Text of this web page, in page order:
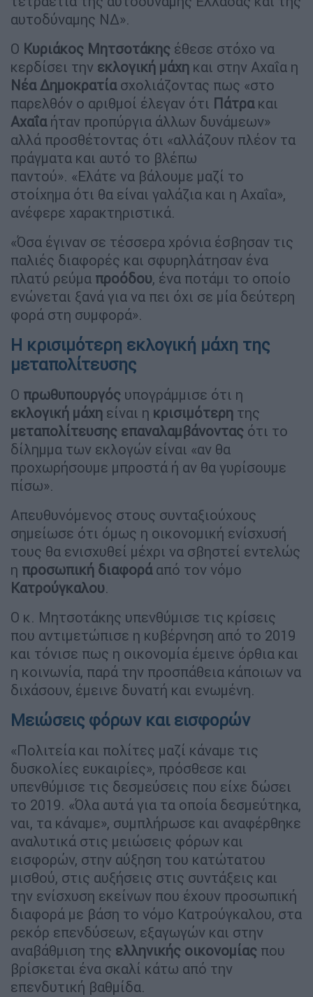
αυτοδύναμης ΝΔ».
Ο Κυριάκος Μητσοτάκης έθεσε στόχο να
κερδίσει την εκλογική μάχη και στην Αχαΐα η
Νέα Δημοκρατίασχολιάζοντας πως «στο
παρελθόν ο αριθμοί έλεγαν ότι Πάτρακαι
Αχαΐαήταν προπύργια άλλων δυνάμεων»
αλλά προσθέτοντας ότι «αλλάζουν πλέον τα
πράγματα και αυτό το βλέπω
παντού». «Ελάτε να βάλουμε μαζί το
στοίχημα ότι θα είναι γαλάζια και η Αχαΐα»,
ανέφερε χαρακτηριστικά.
«Όσα έγιναν σε τέσσερα χρόνια έσβησαν τις
παλιές διαφορές και σφυρηλάτησαν ένα
πλατύ ρεύμα προόδου, ένα ποτάμι το οποίο
ενώνεται ξανά για να πει όχι σε μία δεύτερη
φορά στη συμφορά».
Η κρισιμότερη εκλογική μάχη της
μεταπολίτευσης
Ο πρωθυπουργός υπογράμμισε ότι η
εκλογική μάχη είναι η κρισιμότερη της
μεταπολίτευσης επαναλαμβάνοντας ότι το
δίλημμα των εκλογών είναι «αν θα
προχωρήσουμε μπροστά ή αν θα γυρίσουμε
πίσω».
Απευθυνόμενος στους συνταξιούχους
σημείωσε ότι όμως η οικονομική ενίσχυσή
τους θα ενισχυθεί μέχρι να σβηστεί εντελώς
η προσωπική διαφοράαπό τον νόμο
Κατρούγκαλου.
Ο κ. Μητσοτάκης υπενθύμισε τις κρίσεις
που αντιμετώπισε η κυβέρνηση από το 2019
και τόνισε πως η οικονομία έμεινε όρθια και
η κοινωνία, παρά την προσπάθεια κάποιων να
διχάσουν, έμεινε δυνατή και ενωμένη.
Μειώσεις φόρων και εισφορών
«Πολιτεία και πολίτες μαζί κάναμε τις
δυσκολίες ευκαιρίες», πρόσθεσε και
υπενθύμισε τις δεσμεύσεις που είχε δώσει
το 2019. «Όλα αυτά για τα οποία δεσμεύτηκα,
ναι, τα κάναμε», συμπλήρωσε και αναφέρθηκε
αναλυτικά στις μειώσεις φόρων και
εισφορών, στην αύξηση του κατώτατου
μισθού, στις αυξήσεις στις συντάξεις και
την ενίσχυση εκείνων που έχουν προσωπική
διαφορά με βάση το νόμο Κατρούγκαλου, στα
ρεκόρ επενδύσεων, εξαγωγών και στην
αναβάθμιση της ελληνικής οικονομίας που
βρίσκεται ένα σκαλί κάτω από την
επενδυτική βαθμίδα.